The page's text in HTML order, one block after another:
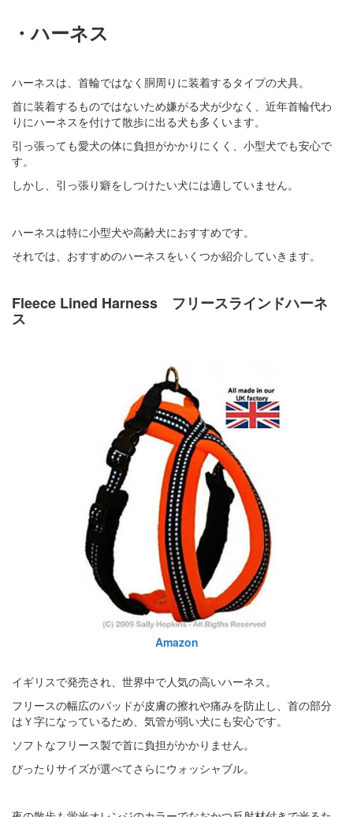
・ハーネス
ハーネスは、首輪ではなく胴周りに装着するタイプの犬具。
首に装着するものではないため嫌がる犬が少なく、近年首輪代わ
りにハーネスを付けて散歩に出る犬も多くいます。
引っ張っても愛犬の体に負担がかかりにくく、小型犬でも安心で
す。
しかし、引っ張り癖をしつけたい犬には適していません。
ハーネスは特に小型犬や高齢犬におすすめです。
それでは、おすすめのハーネスをいくつか紹介していきます。
Fleece Lined Harness フリースラインドハーネ
ス
Amazon
イギリスで発売され、世界中で人気の高いハーネス。
フリースの幅広のパッドが皮膚の擦れや痛みを防止し、首の部分
はＹ字になっているため、気管が弱い犬にも安心です。
ソフトなフリース製で首に負担がかかりません。
ぴったりサイズが選べてさらにウォッシャブル。